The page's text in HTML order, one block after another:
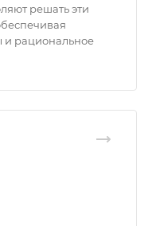
решать эти
и рациональное